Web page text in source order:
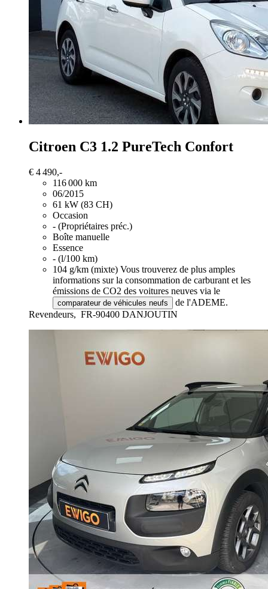
Citroen C3 1.2 PureTech Confort
€ 4 490,-
116 000 km
06/2015
61 kW (83 CH)
Occasion
- (Propriétaires préc.)
Boîte manuelle
Essence
- (l/100 km)
104 g/km (mixte) Vous trouverez de plus amples
informations sur la consommation de carburant et les
émissions de CO2 des voitures neuves via le
comparateur de véhicules neufs
de l'ADEME.
Revendeurs, FR-90400 DANJOUTIN